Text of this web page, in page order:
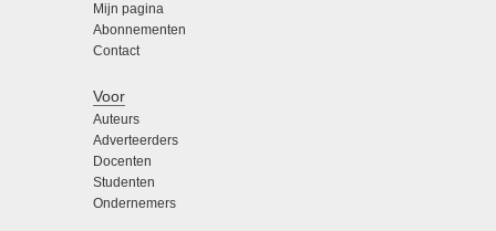
Mijn pagina
Abonnementen
Contact
Voor
Auteurs
Adverteerders
Docenten
Studenten
Ondernemers